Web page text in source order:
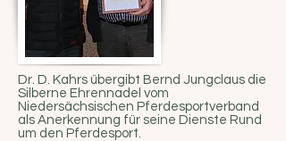
Dr. D. Kahrs übergibt Bernd Jungclaus die
Silberne Ehrennadel vom
Niedersächsischen Pferdesportverband
als Anerkennung für seine Dienste Rund
um den Pferdesport.